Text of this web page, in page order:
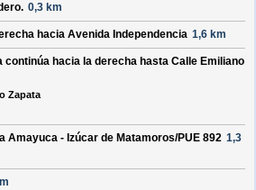
. 0,3 km
hacia Avenida Independencia 1,6 km
continúa hacia la derecha hasta Calle Emiliano
Zapata
Amayuca - Izúcar de Matamoros/PUE 892 1,3